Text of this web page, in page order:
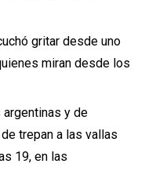
gritar desde uno
miran desde los
y de
trepan a las vallas
19, en las